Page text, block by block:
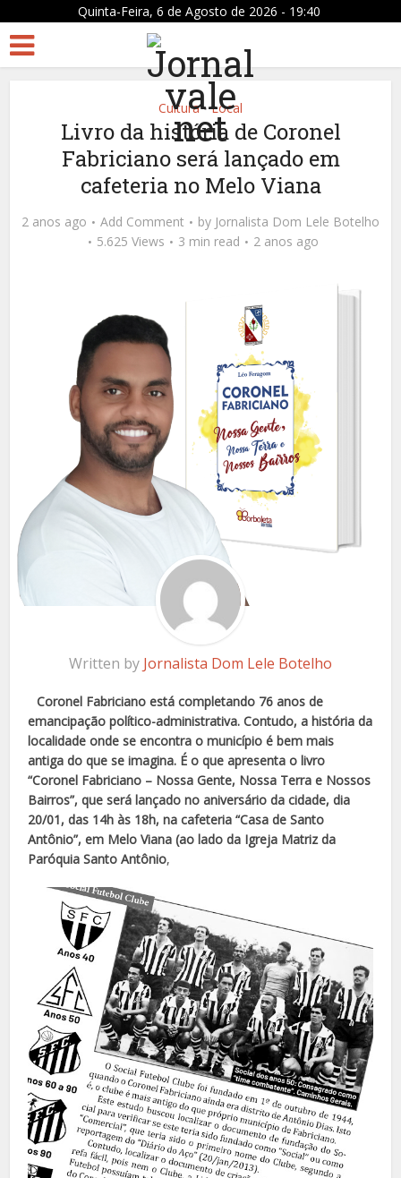
Quinta-Feira, 6 de Agosto de 2026 - 19:40
Cultura • Local
Livro da história de Coronel
Fabriciano será lançado em
cafeteria no Melo Viana
2 anos ago Add Comment by Jornalista Dom Lele Botelho
5.625 Views
3 min read 2 anos ago
Written by Jornalista Dom Lele Botelho
Coronel Fabriciano está completando 76 anos de
emancipação político-administrativa. Contudo, a história da
localidade onde se encontra o município é bem mais
antiga do que se imagina. É o que apresenta o livro
“Coronel Fabriciano – Nossa Gente, Nossa Terra e Nossos
Bairros”, que será lançado no aniversário da cidade, dia
20/01, das 14h às 18h, na cafeteria “Casa de Santo
Antônio”, em Melo Viana (ao lado da Igreja Matriz da
Paróquia Santo Antônio,